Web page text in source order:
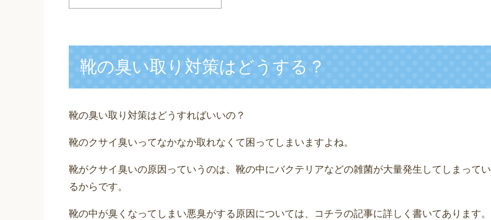
靴の臭い取り対策はどうする？
靴の臭い取り対策はどうすればいいの？
靴のクサイ臭いってなかなか取れなくて困ってしまいますよね。
靴がクサイ臭いの原因っていうのは、靴の中にバクテリアなどの雑菌が大量発生してしまってい
るからです。
靴の中が臭くなってしまい悪臭がする原因については、コチラの記事に詳しく書いてあります。